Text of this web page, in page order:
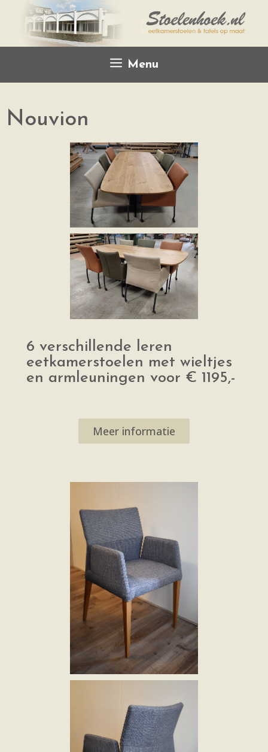
Menu
Nouvion
6 verschillende leren
eetkamerstoelen met wieltjes
en armleuningen voor € 1195,-
Meer informatie